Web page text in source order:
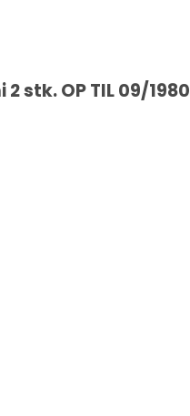
stk. OP TIL 09/1980